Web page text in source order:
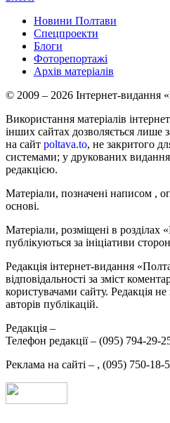
Новини Полтави
Спецпроекти
Блоги
Фоторепортажі
Архів матеріалів
© 2009 – 2026 Інтернет-видання
Використання матеріалів
інших сайтах дозволяється лише
на сайт poltava.to, не закритого
системами; у друкованих
редакцією.
Матеріали, позначені написом ,
основі.
Матеріали, розміщені в розділах
публікуються за ініціативи
Редакція інтернет-видання
відповідальності за зміст
користувачами сайту. Редакція
авторів публікацій.
Редакція –
Телефон редакції – (095) 794-29-
Реклама на сайті – , (095) 750-18-